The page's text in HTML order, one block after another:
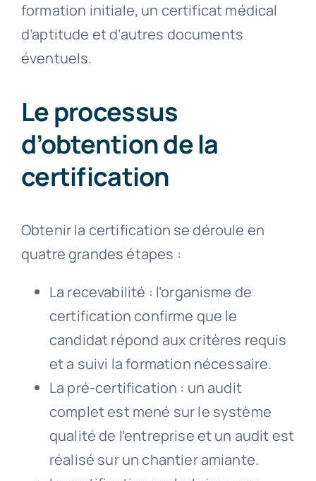
formation initiale, un certificat médical
d’aptitude et d’autres documents
éventuels.
Le processus
d’obtention de la
certification
Obtenir la certification se déroule en
quatre grandes étapes :
La recevabilité : l’organisme de
certification confirme que le
candidat répond aux critères requis
et a suivi la formation nécessaire.
La pré-certification : un audit
complet est mené sur le système
qualité de l’entreprise et un audit est
réalisé sur un chantier amiante.